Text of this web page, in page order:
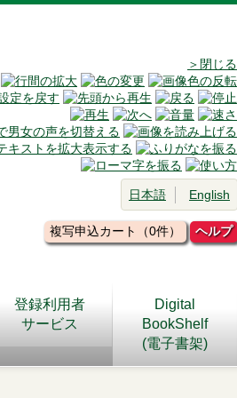
＞閉じる
日本語 English
複写申込カート（0件） ヘルプ
登録利用者
サービス
Digital
BookShelf
(電子書架)